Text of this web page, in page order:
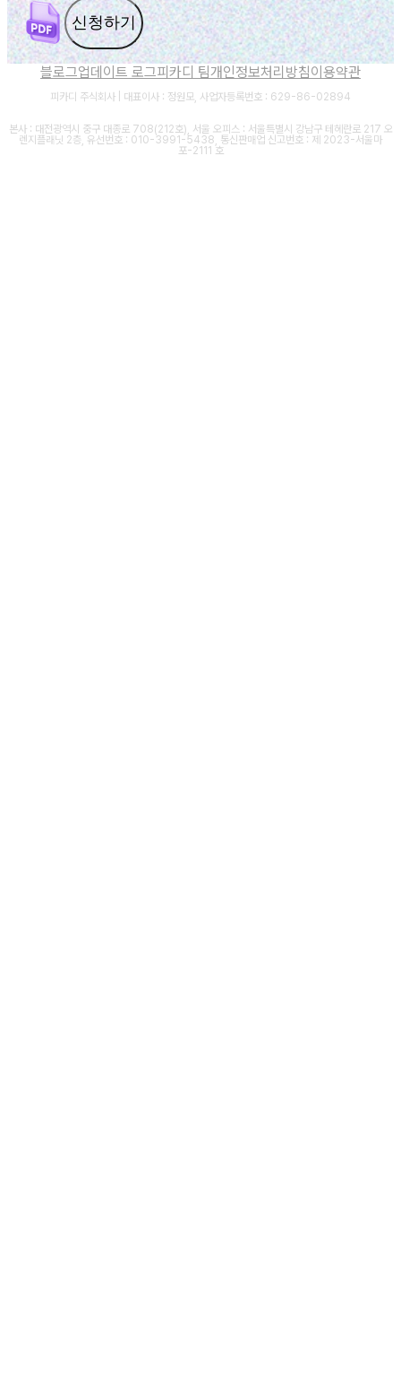
신청하기
블로그업데이트 로그피카디 팀개인정보처리방침이용약관
피카디 주식회사 | 대표이사 : 정원모, 사업자등록번호 : 629-86-02894
본사 : 대전광역시 중구 대종로 708(212호), 서울 오피스 : 서울특별시 강남구 테헤란로 217 오
렌지플래닛 2층, 유선번호 : 010-3991-5438, 통신판매업 신고번호 : 제 2023-서울마
포-2111 호